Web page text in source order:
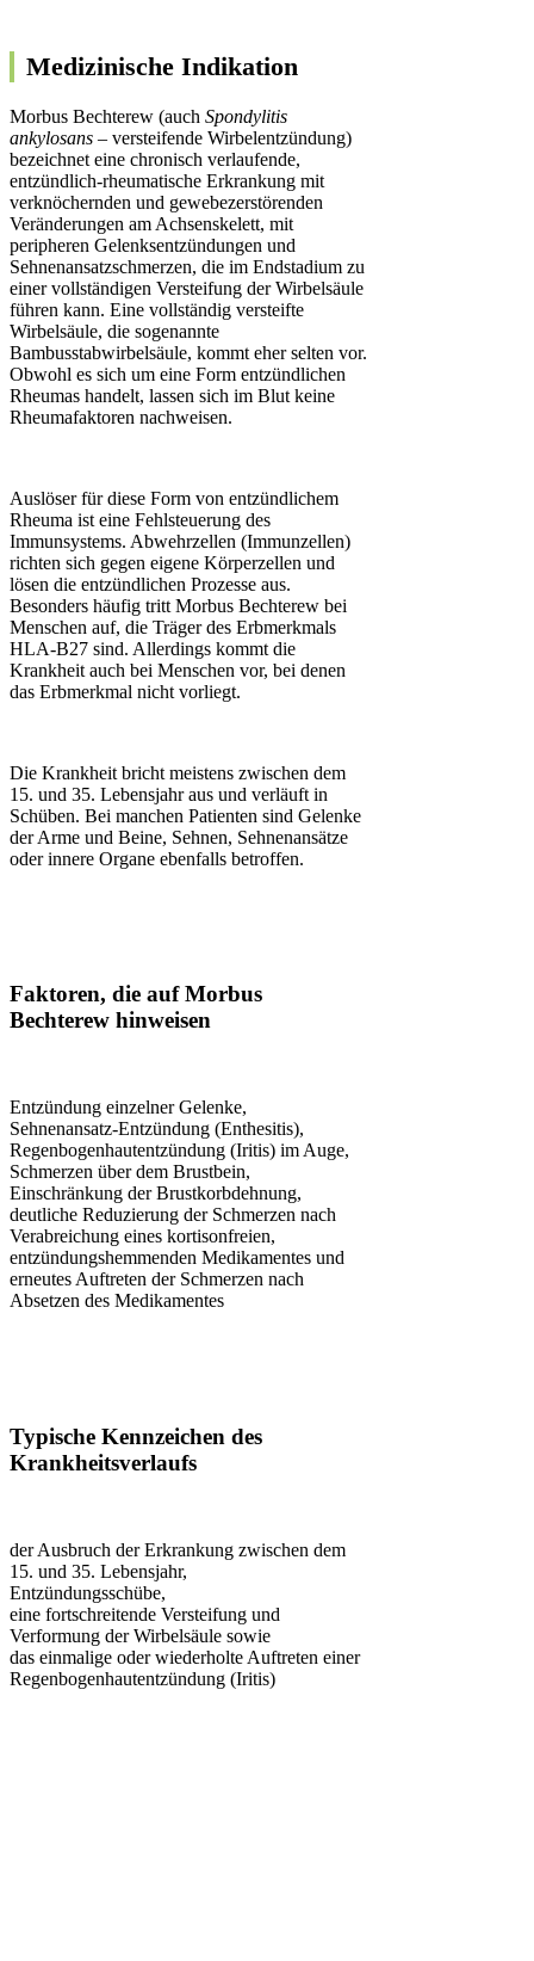
Medizinische Indikation
Morbus Bechterew (auch Spondylitis
ankylosans – versteifende Wirbelentzündung)
bezeichnet eine chronisch verlaufende,
entzündlich-rheumatische Erkrankung mit
verknöchernden und gewebezerstörenden
Veränderungen am Achsenskelett, mit
peripheren Gelenksentzündungen und
Sehnenansatzschmerzen, die im Endstadium zu
einer vollständigen Versteifung der Wirbelsäule
führen kann. Eine vollständig versteifte
Wirbelsäule, die sogenannte
Bambusstabwirbelsäule, kommt eher selten vor.
Obwohl es sich um eine Form entzündlichen
Rheumas handelt, lassen sich im Blut keine
Rheumafaktoren nachweisen.
Auslöser für diese Form von entzündlichem
Rheuma ist eine Fehlsteuerung des
Immunsystems. Abwehrzellen (Immunzellen)
richten sich gegen eigene Körperzellen und
lösen die entzündlichen Prozesse aus.
Besonders häufig tritt Morbus Bechterew bei
Menschen auf, die Träger des Erbmerkmals
HLA-B27 sind. Allerdings kommt die
Krankheit auch bei Menschen vor, bei denen
das Erbmerkmal nicht vorliegt.
Die Krankheit bricht meistens zwischen dem
15. und 35. Lebensjahr aus und verläuft in
Schüben. Bei manchen Patienten sind Gelenke
der Arme und Beine, Sehnen, Sehnenansätze
oder innere Organe ebenfalls betroffen.
Faktoren, die auf Morbus
Bechterew hinweisen
Entzündung einzelner Gelenke,
Sehnenansatz-Entzündung (Enthesitis),
Regenbogenhautentzündung (Iritis) im Auge,
Schmerzen über dem Brustbein,
Einschränkung der Brustkorbdehnung,
deutliche Reduzierung der Schmerzen nach
Verabreichung eines kortisonfreien,
entzündungshemmenden Medikamentes und
erneutes Auftreten der Schmerzen nach
Absetzen des Medikamentes
Typische Kennzeichen des
Krankheitsverlaufs
der Ausbruch der Erkrankung zwischen dem
15. und 35. Lebensjahr,
Entzündungsschübe,
eine fortschreitende Versteifung und
Verformung der Wirbelsäule sowie
das einmalige oder wiederholte Auftreten einer
Regenbogenhautentzündung (Iritis)